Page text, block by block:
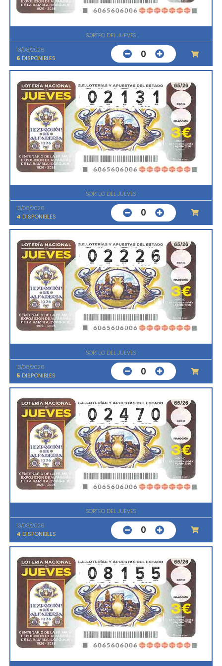
SORTEO DEL JUEVES
13/08/2026
6 DISPONIBLES 0
SORTEO DEL JUEVES
13/08/2026
4 DISPONIBLES 0
SORTEO DEL JUEVES
13/08/2026
5 DISPONIBLES 0
SORTEO DEL JUEVES
13/08/2026
4 DISPONIBLES 0